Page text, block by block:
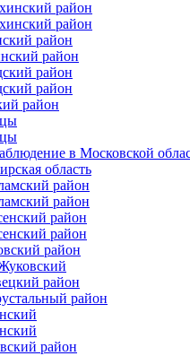
район
район
район
район
район
район
район
в Московской
область
район
район
район
район
район
район
район
район